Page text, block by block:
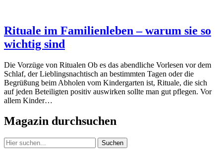
Rituale im Familienleben – warum sie so
wichtig sind
Die Vorzüge von Ritualen Ob es das abendliche Vorlesen vor dem
Schlaf, der Lieblingsnachtisch an bestimmten Tagen oder die
Begrüßung beim Abholen vom Kindergarten ist, Rituale, die sich
auf jeden Beteiligten positiv auswirken sollte man gut pflegen. Vor
allem Kinder…
Magazin durchsuchen
Suchen